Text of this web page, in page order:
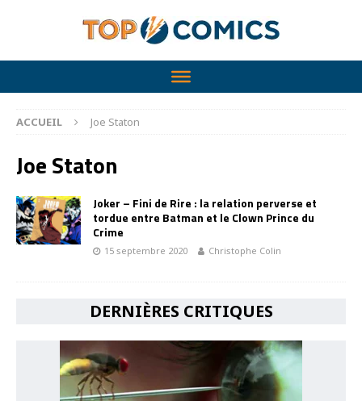
ACCUEIL Joe Staton
Joe Staton
Joker – Fini de Rire : la relation perverse et
tordue entre Batman et le Clown Prince du
Crime
15 septembre 2020 Christophe Colin
DERNIÈRES CRITIQUES